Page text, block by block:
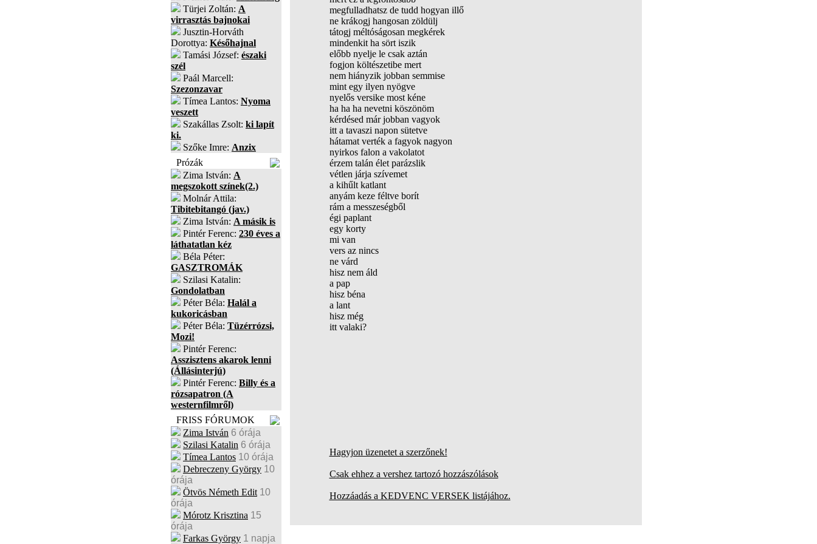
Türjei Zoltán: A
virrasztás bajnokai
Jusztin-Horváth
Dorottya: Későhajnal
Tamási József: északi
szél
Paál Marcell:
Szezonzavar
Tímea Lantos: Nyoma
veszett
Szakállas Zsolt: ki lapít
ki.
Szőke Imre: Anzix
Prózák
Zima István: A
megszokott színek(2.)
Molnár Attila:
Tibitebitangó (jav.)
Zima István: A másik is
Pintér Ferenc: 230 éves a
láthatatlan kéz
Béla Péter:
GASZTROMÁK
Szilasi Katalin:
Gondolatban
Péter Béla: Halál a
kukoricásban
Péter Béla: Tüzérrózsi,
Mozi!
Pintér Ferenc:
Asszisztens akarok lenni
(Állásinterjú)
Pintér Ferenc: Billy és a
rózsapatron (A
westernfilmről)
FRISS FÓRUMOK
Zima István 6 órája
Szilasi Katalin 6 órája
Tímea Lantos 10 órája
Debreczeny György 10
órája
Ötvös Németh Edit 10
órája
Mórotz Krisztina 15
órája
Farkas György 1 napja
megfulladhatsz de tudd hogyan illő
ne krákogj hangosan zöldülj
tátogj méltóságosan megkérek
mindenkit ha sört iszik
előbb nyelje le csak aztán
fogjon költészetibe mert
nem hiányzik jobban semmise
mint egy ilyen nyögve
nyelős versike most kéne
ha ha ha nevetni köszönöm
kérdésed már jobban vagyok
itt a tavaszi napon sütetve
hátamat verték a fagyok nagyon
nyirkos falon a vakolatot
érzem talán élet parázslik
vétlen járja szívemet
a kihűlt katlant
anyám keze féltve borít
rám a messzeségből
égi paplant
egy korty
mi van
vers az nincs
ne várd
hisz nem áld
a pap
hisz béna
a lant
hisz még
itt valaki?
Hagyjon üzenetet a szerzőnek!
Csak ehhez a vershez tartozó hozzászólások
Hozzáadás a KEDVENC VERSEK listájához.